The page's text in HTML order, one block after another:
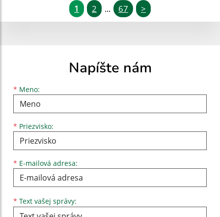
1 2 ... 67 >
Napíšte nám
* Meno:
Meno
* Priezvisko:
Priezvisko
* E-mailová adresa:
E-mailová adresa
* Text vašej správy: